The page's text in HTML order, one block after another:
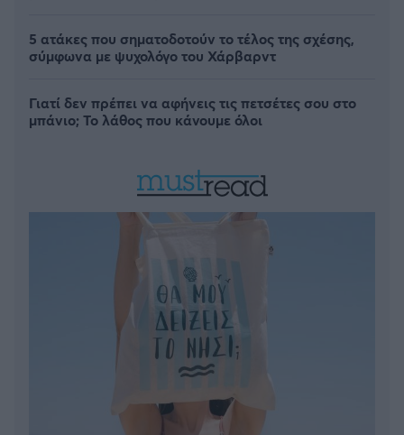
5 ατάκες που σηματοδοτούν το τέλος της σχέσης,
σύμφωνα με ψυχολόγο του Χάρβαρντ
Γιατί δεν πρέπει να αφήνεις τις πετσέτες σου στο
μπάνιο; Το λάθος που κάνουμε όλοι